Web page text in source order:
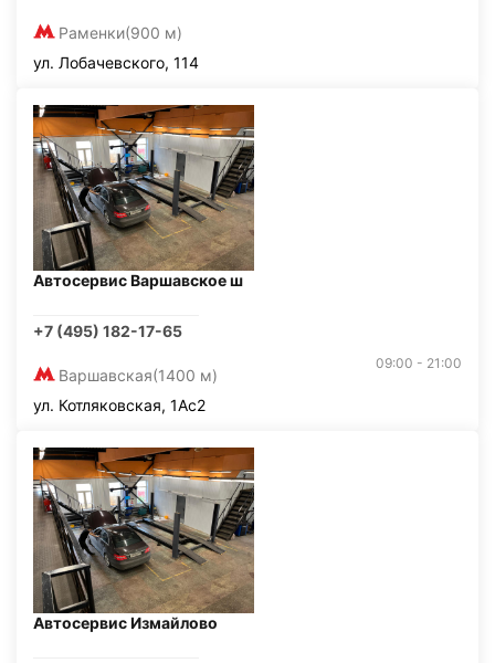
Раменки(900 м)
ул. Лобачевского, 114
Автосервис Варшавское ш
+7 (495) 182-17-65
Варшавская(1400 м)
09:00 - 21:00
ул. Котляковская, 1Ас2
Автосервис Измайлово